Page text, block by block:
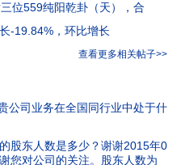
位559纯阳乾卦（天），合
-19.84%，环比增长
查看更多相关帖子>>
公司业务在全国同行业中处于什
股东人数是多少？谢谢2015年0
您对公司的关注。股东人数为